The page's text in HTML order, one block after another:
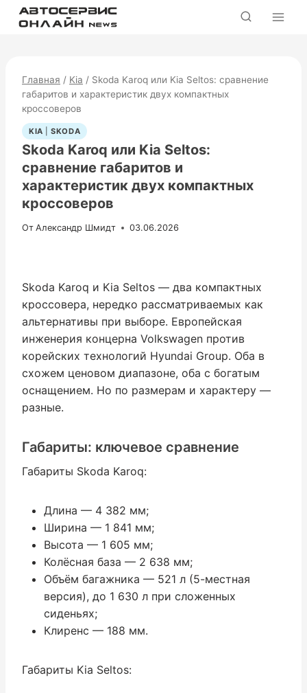
Перейти
Главная / Kia / Skoda Karoq или Kia Seltos: сравнение
габаритов и характеристик двух компактных
кроссоверов
KIA |SKODA
Skoda Karoq или Kia Seltos:
сравнение габаритов и
характеристик двух компактных
кроссоверов
От Александр Шмидт 03.06.2026
Skoda Karoq и Kia Seltos — два компактных
кроссовера, нередко рассматриваемых как
альтернативы при выборе. Европейская
инженерия концерна Volkswagen против
корейских технологий Hyundai Group. Оба в
схожем ценовом диапазоне, оба с богатым
оснащением. Но по размерам и характеру —
разные.
Габариты: ключевое сравнение
Габариты Skoda Karoq:
Длина — 4 382 мм;
Ширина — 1 841 мм;
Высота — 1 605 мм;
Колёсная база — 2 638 мм;
Объём багажника — 521 л (5-местная
версия), до 1 630 л при сложенных
сиденьях;
Клиренс — 188 мм.
Габариты Kia Seltos: